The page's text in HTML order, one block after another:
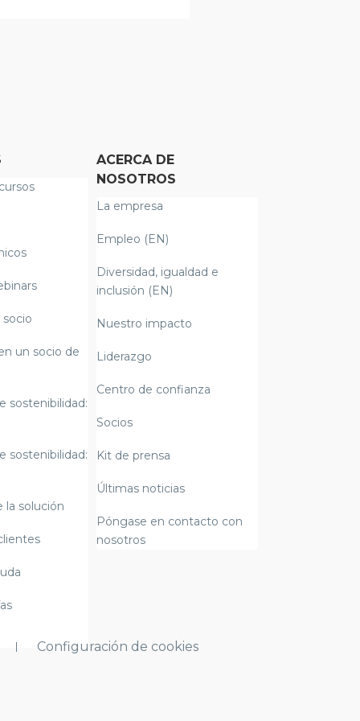
un socio de
sostenibilidad:
sostenibilidad:
la solución
ACERCA DE
NOSOTROS
La empresa
Empleo (EN)
Diversidad, igualdad e
inclusión (EN)
Nuestro impacto
Liderazgo
Centro de confianza
Socios
Kit de prensa
Últimas noticias
Póngase en contacto con
nosotros
Configuración de cookies